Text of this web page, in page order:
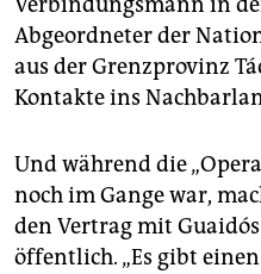
Abgeordneter der
aus der Grenzprovinz
Kontakte ins
Und während die
noch im Gange war,
den Vertrag mit
öffentlich. „Es gibt